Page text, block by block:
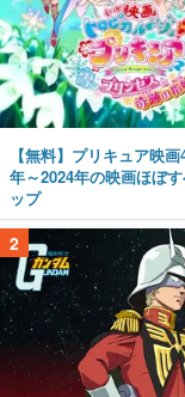
【無料】プリキュア映
年～2024年の映画ほぼ
ップ
2